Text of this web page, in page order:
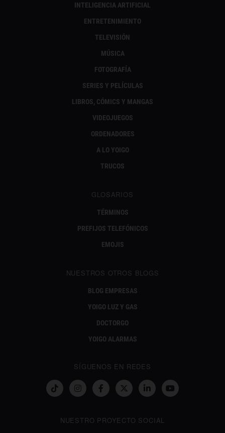
INTELIGENCIA ARTIFICIAL
ENTRETENIMIENTO
TELEVISIÓN
MÚSICA
FOTOGRAFÍA
SERIES Y PELÍCULAS
LIBROS, CÓMICS Y MANGAS
VIDEOJUEGOS
ORDENADORES
A LO YOIGO
TRUCOS
GLOSARIOS
TÉRMINOS
PREFIJOS TELEFÓNICOS
EMOJIS
NUESTROS OTROS BLOGS
BLOG EMPRESAS
YOIGO LUZ Y GAS
DOCTORGO
YOIGO ALARMAS
SÍGUENOS EN REDES
NUESTRO PROYECTO SOCIAL